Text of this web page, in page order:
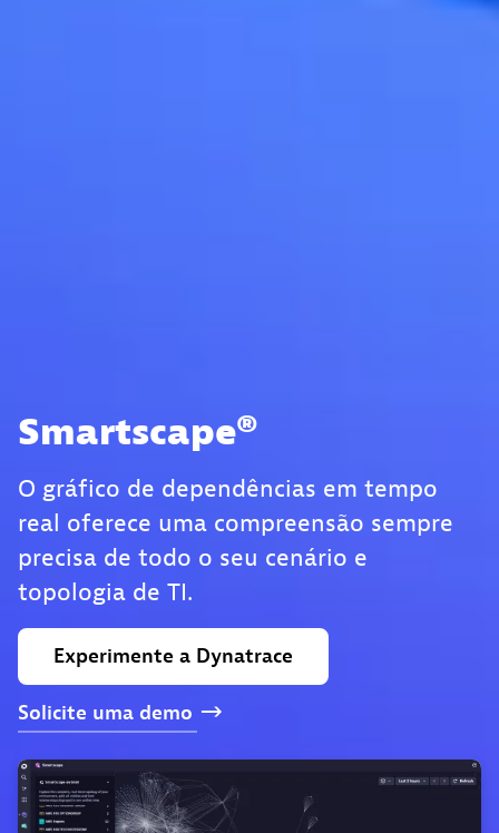
Smartscape®
O gráfico de dependências em tempo
real oferece uma compreensão sempre
precisa de todo o seu cenário e
topologia de TI.
Experimente a Dynatrace
Solicite uma demo